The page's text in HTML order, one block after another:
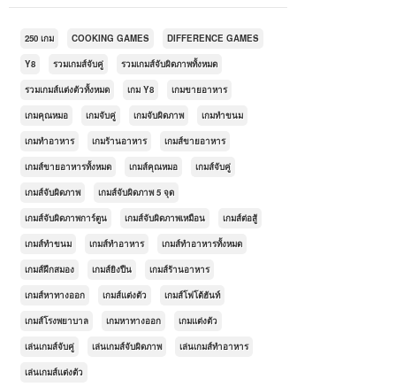
250 เกม COOKING GAMES DIFFERENCE GAMES
Y8 รวมเกมส์จับคู่ รวมเกมส์จับผิดภาพทั้งหมด
รวมเกมส์แต่งตัวทั้งหมด เกม Y8 เกมขายอาหาร
เกมคุณหมอ เกมจับคู่ เกมจับผิดภาพ เกมทำขนม
เกมทำอาหาร เกมร้านอาหาร เกมส์ขายอาหาร
เกมส์ขายอาหารทั้งหมด เกมส์คุณหมอ เกมส์จับคู่
เกมส์จับผิดภาพ เกมส์จับผิดภาพ 5 จุด
เกมส์จับผิดภาพการ์ตูน เกมส์จับผิดภาพเหมือน เกมส์ต่อสู้
เกมส์ทำขนม เกมส์ทำอาหาร เกมส์ทำอาหารทั้งหมด
เกมส์ฝึกสมอง เกมส์ยิงปืน เกมส์ร้านอาหาร
เกมส์หาทางออก เกมส์แต่งตัว เกมส์โฟโต้ฮันท์
เกมส์โรงพยาบาล เกมหาทางออก เกมแต่งตัว
เล่นเกมส์จับคู่ เล่นเกมส์จับผิดภาพ เล่นเกมส์ทำอาหาร
เล่นเกมส์แต่งตัว